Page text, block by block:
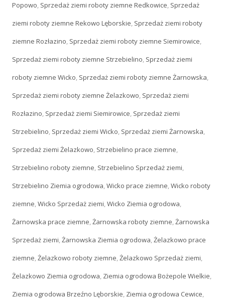
Popowo, Sprzedaż ziemi roboty ziemne Redkowice, Sprzedaż
ziemi roboty ziemne Rekowo Lęborskie, Sprzedaż ziemi roboty
ziemne Rozłazino, Sprzedaż ziemi roboty ziemne Siemirowice,
Sprzedaż ziemi roboty ziemne Strzebielino, Sprzedaż ziemi
roboty ziemne Wicko, Sprzedaż ziemi roboty ziemne Żarnowska,
Sprzedaż ziemi roboty ziemne Żelazkowo, Sprzedaż ziemi
Rozłazino, Sprzedaż ziemi Siemirowice, Sprzedaż ziemi
Strzebielino, Sprzedaż ziemi Wicko, Sprzedaż ziemi Żarnowska,
Sprzedaż ziemi Żelazkowo, Strzebielino prace ziemne,
Strzebielino roboty ziemne, Strzebielino Sprzedaż ziemi,
Strzebielino Ziemia ogrodowa,Wicko prace ziemne,Wicko roboty
ziemne,Wicko Sprzedaż ziemi,Wicko Ziemia ogrodowa,
Żarnowska prace ziemne,Żarnowska roboty ziemne,Żarnowska
Sprzedaż ziemi,Żarnowska Ziemia ogrodowa,Żelazkowo prace
ziemne,Żelazkowo roboty ziemne,Żelazkowo Sprzedaż ziemi,
Żelazkowo Ziemia ogrodowa, Ziemia ogrodowa Bożepole Wielkie,
Ziemia ogrodowa Brzeźno Lęborskie, Ziemia ogrodowa Cewice,